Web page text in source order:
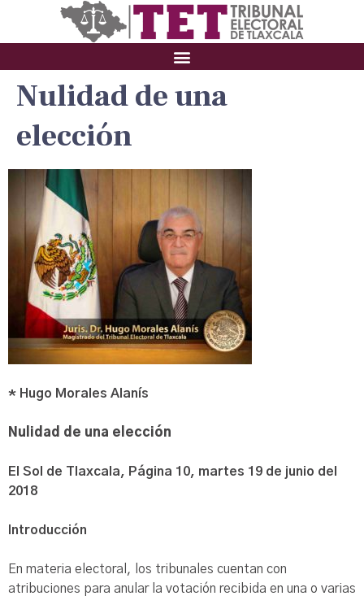
Nulidad de una
elección
* Hugo Morales Alanís
Nulidad de una elección
El Sol de Tlaxcala, Página 10, martes 19 de junio del
2018
Introducción
En materia electoral, los tribunales cuentan con
atribuciones para anular la votación recibida en una o varias